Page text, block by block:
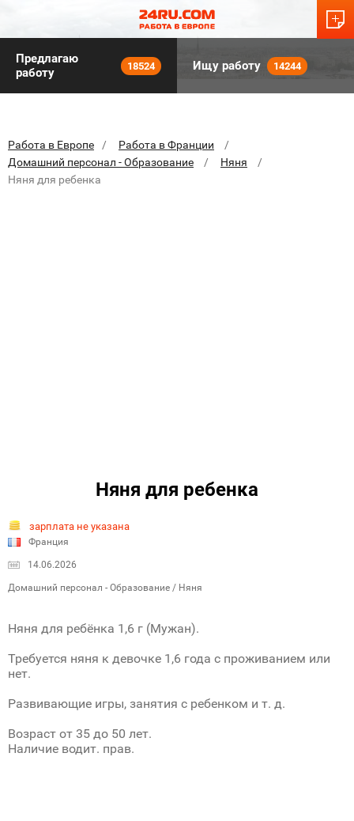
Предлагаю
работу
18524 Ищу работу 14244
Работа в Европе
Работа в Франции
Домашний персонал - Образование
Няня
Няня для ребенка
Няня для ребенка
зарплата не указана
Франция
14.06.2026
Домашний персонал - Образование / Няня
Няня для ребёнка 1,6 г (Мужан).
Требуется няня к девочке 1,6 года с проживанием или
нет.
Развивающие игры, занятия с ребенком и т. д.
Возраст от 35 до 50 лет.
Наличие водит. прав.